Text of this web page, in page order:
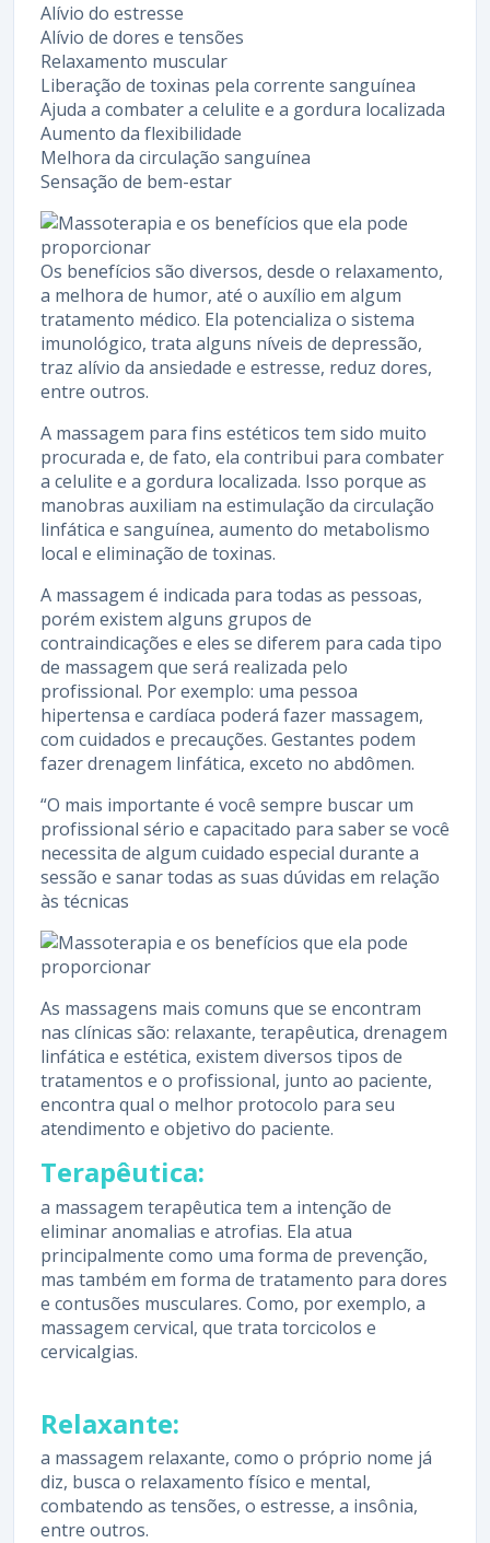
Alívio do estresse
Alívio de dores e tensões
Relaxamento muscular
Liberação de toxinas pela corrente sanguínea
Ajuda a combater a celulite e a gordura localizada
Aumento da flexibilidade
Melhora da circulação sanguínea
Sensação de bem-estar
Os benefícios são diversos, desde o relaxamento,
a melhora de humor, até o auxílio em algum
tratamento médico. Ela potencializa o sistema
imunológico, trata alguns níveis de depressão,
traz alívio da ansiedade e estresse, reduz dores,
entre outros.
A massagem para fins estéticos tem sido muito
procurada e, de fato, ela contribui para combater
a celulite e a gordura localizada. Isso porque as
manobras auxiliam na estimulação da circulação
linfática e sanguínea, aumento do metabolismo
local e eliminação de toxinas.
A massagem é indicada para todas as pessoas,
porém existem alguns grupos de
contraindicações e eles se diferem para cada tipo
de massagem que será realizada pelo
profissional. Por exemplo: uma pessoa
hipertensa e cardíaca poderá fazer massagem,
com cuidados e precauções. Gestantes podem
fazer drenagem linfática, exceto no abdômen.
“O mais importante é você sempre buscar um
profissional sério e capacitado para saber se você
necessita de algum cuidado especial durante a
sessão e sanar todas as suas dúvidas em relação
às técnicas
As massagens mais comuns que se encontram
nas clínicas são: relaxante, terapêutica, drenagem
linfática e estética, existem diversos tipos de
tratamentos e o profissional, junto ao paciente,
encontra qual o melhor protocolo para seu
atendimento e objetivo do paciente.
Terapêutica:
a massagem terapêutica tem a intenção de
eliminar anomalias e atrofias. Ela atua
principalmente como uma forma de prevenção,
mas também em forma de tratamento para dores
e contusões musculares. Como, por exemplo, a
massagem cervical, que trata torcicolos e
cervicalgias.
Relaxante:
a massagem relaxante, como o próprio nome já
diz, busca o relaxamento físico e mental,
combatendo as tensões, o estresse, a insônia,
entre outros.